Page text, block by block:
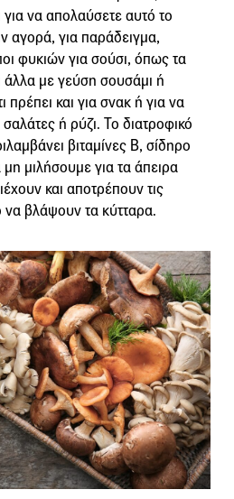
για να απολαύσετε αυτό το
αγορά, για παράδειγμα,
φυκιών για σούσι, όπως τα
με γεύση σουσάμι ή
πρέπει και για σνακ ή για να
ή ρύζι. Το διατροφικό
βιταμίνες Β, σίδηρο
μιλήσουμε για τα άπειρα
και αποτρέπουν τις
να βλάψουν τα κύτταρα.